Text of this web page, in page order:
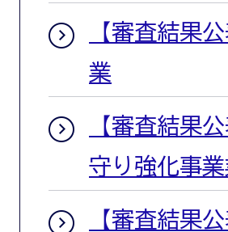
【審査結果
業
【審査結果
守り強化事
【審査結果